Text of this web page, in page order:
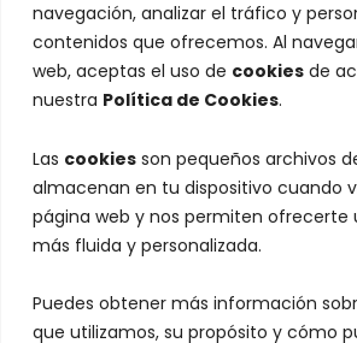
navegación, analizar el tráfico y
contenidos que ofrecemos. Al
web, aceptas el uso de cookies de
nuestra Política de Cookies.
Las cookies son pequeños archivos
almacenan en tu dispositivo cuando
página web y nos permiten ofrecerte
más fluida y personalizada.
Puedes obtener más información
que utilizamos, su propósito y cómo